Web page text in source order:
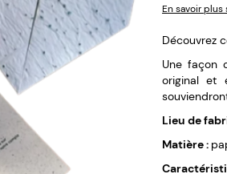
En savoir
Découvrez
Une façon
original et
Lieu de
Matière :